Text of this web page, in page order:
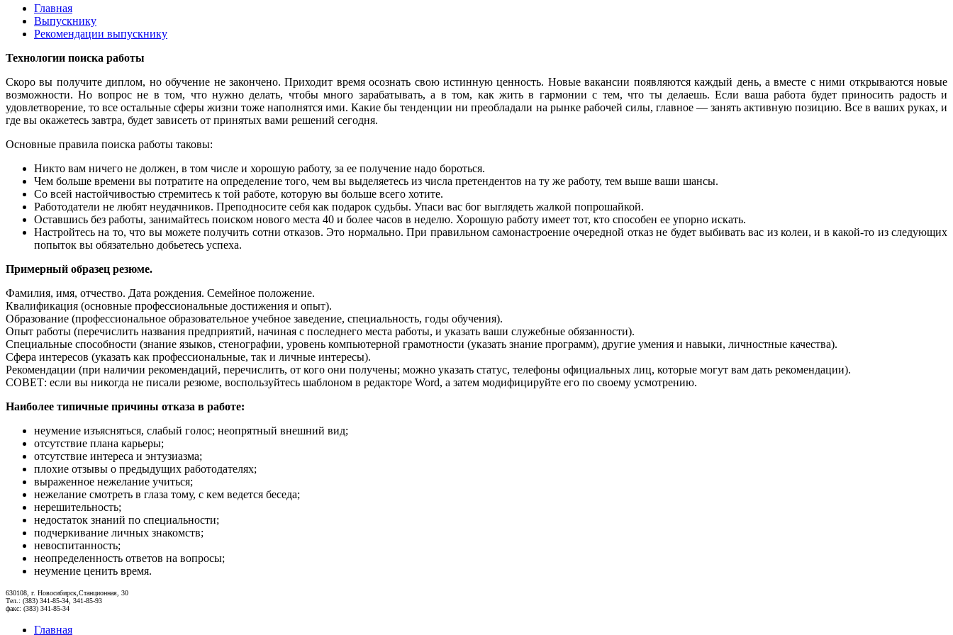
Главная
Выпускнику
Рекомендации выпускнику
Технологии поиска работы
Скоро вы получите диплом, но обучение не закончено. Приходит время осознать свою истинную ценность. Новые вакансии появляются каждый день, а вместе с ними открываются новые
возможности. Но вопрос не в том, что нужно делать, чтобы много зарабатывать, а в том, как жить в гармонии с тем, что ты делаешь. Если ваша работа будет приносить радость и
удовлетворение, то все остальные сферы жизни тоже наполнятся ими. Какие бы тенденции ни преобладали на рынке рабочей силы, главное — занять ак­тивную позицию. Все в ваших руках, и
где вы окажетесь завтра, будет зависеть от принятых вами решений сегодня.
Основные правила поиска работы таковы:
Никто вам ничего не должен, в том числе и хорошую работу, за ее получение надо бороться.
Чем больше времени вы потратите на определение того, чем вы выделяетесь из числа претендентов на ту же работу, тем выше ваши шансы.
Со всей настойчивостью стремитесь к той работе, которую вы больше всего хотите.
Работодатели не любят неудачников. Преподносите себя как подарок судьбы. Упаси вас бог выглядеть жалкой попрошайкой.
Оставшись без работы, занимайтесь поиском нового места 40 и более часов в неделю. Хорошую работу имеет тот, кто способен ее упорно искать.
Настройтесь на то, что вы можете получить сотни отказов. Это нормально. При правильном самонастроение очередной отказ не будет выбивать вас из колеи, и в какой-то из следующих
попыток вы обязательно добьетесь успеха.
Примерный образец резюме.
Фамилия, имя, отчество. Дата рождения. Семейное положение.
Квалификация (основные профессиональные достижения и опыт).
Образование (профессиональное образовательное учебное заведение, специальность, годы обучения).
Опыт работы (перечислить названия предприятий, начиная с последнего места работы, и указать ваши служебные обязанности).
Специальные способности (знание языков, стенографии, уровень компьютерной грамотности (указать знание программ), другие умения и навыки, личностные качества).
Сфера интересов (указать как профессиональные, так и личные интересы).
Рекомендации (при наличии рекомендаций, перечислить, от кого они получены; можно указать статус, телефоны официальных лиц, которые могут вам дать рекомендации).
СОВЕТ: если вы никогда не писали резюме, воспользуйтесь шаблоном в редакторе Word, а затем модифицируйте его по своему усмотрению.
Наиболее типичные причины отказа в работе:
неумение изъясняться, слабый голос; неопрятный внешний вид;
отсутствие плана карьеры;
отсутствие интереса и энтузиазма;
плохие отзывы о предыдущих работодателях;
выраженное нежелание учиться;
нежелание смотреть в глаза тому, с кем ведется беседа;
нерешительность;
недостаток знаний по специальности;
подчеркивание личных знакомств;
невоспитанность;
неопределенность ответов на вопросы;
неумение ценить время.
630108, г. Новосибирск,Станционная, 30
Тел.: (383) 341-85-34, 341-85-93
факс: (383) 341-85-34
Главная